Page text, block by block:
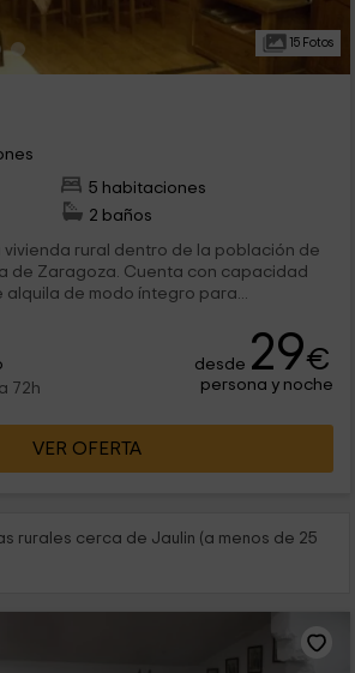
15 Fotos
5 habitaciones
2 baños
vivienda rural dentro de la población de
de Zaragoza. Cuenta con capacidad
alquila de modo íntegro para...
72h
desde 29€
persona y noche
VER OFERTA
rurales cerca de Jaulin (a menos de 25